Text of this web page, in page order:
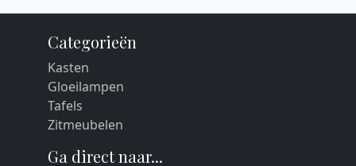
Categorieën
Kasten
Gloeilampen
Tafels
Zitmeubelen
Ga direct naar...